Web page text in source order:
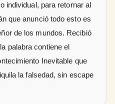
individual, para retornar al
que anunció todo esto es
de los mundos. Recibió
palabra contiene el
Inevitable que
la falsedad, sin escape